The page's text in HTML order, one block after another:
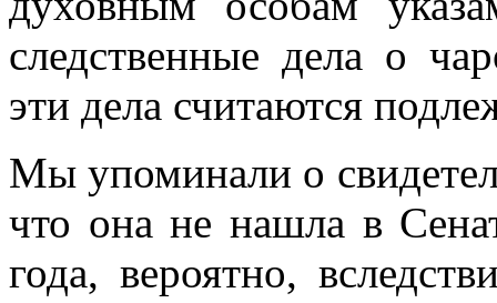
следственные дела о
эти дела считаются
Мы упоминали о
что она не нашла в
года, вероятно,